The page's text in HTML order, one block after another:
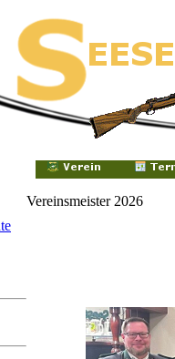
Vereinsmeister 2026